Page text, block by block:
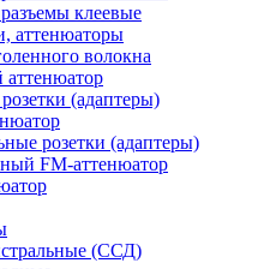
клеевые
аттенюаторы
волокна
(адаптеры)
розетки (адаптеры)
FM-аттенюатор
(ССД)